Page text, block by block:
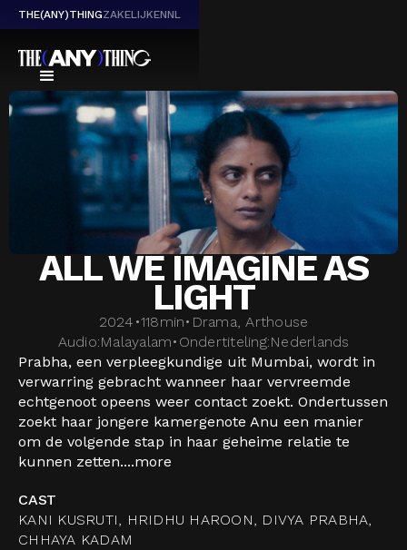
THE(ANY)THINGZAKELIJKENNL
ALL WE IMAGINE AS
LIGHT
2024 •118min• Drama, Arthouse
Audio:Malayalam• Ondertiteling:Nederlands
Prabha, een verpleegkundige uit Mumbai, wordt in
verwarring gebracht wanneer haar vervreemde
echtgenoot opeens weer contact zoekt. Ondertussen
zoekt haar jongere kamergenote Anu een manier
om de volgende stap in haar geheime relatie te
kunnen zetten....more
CAST
KANI KUSRUTI, HRIDHU HAROON, DIVYA PRABHA,
CHHAYA KADAM